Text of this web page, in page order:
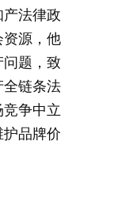
法律政
源，他
题，致
全链条法
争中立
品牌价